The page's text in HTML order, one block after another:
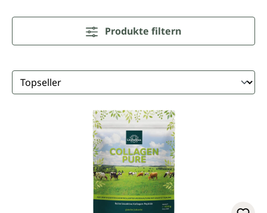
Produkte filtern